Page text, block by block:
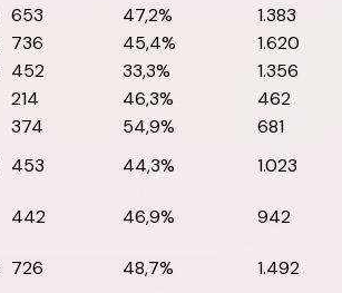
653 47,2%
1.383
736 45,4%
1.620
452 33,3%
1.356
214 46,3%
462
374 54,9%
681
453 44,3%
1.023
442 46,9%
942
726 48,7%
1.492